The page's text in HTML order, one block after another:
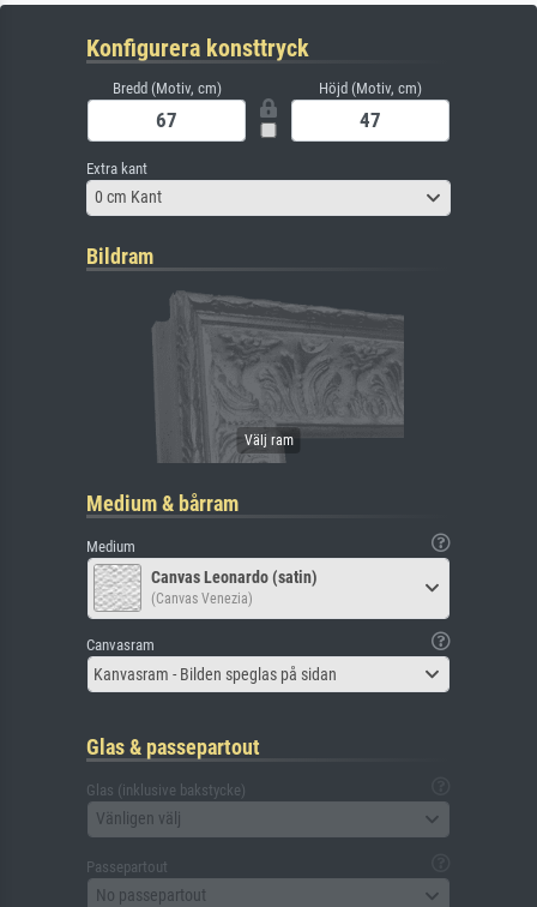
Konfigurera konsttryck
Bredd (Motiv, cm) Höjd (Motiv, cm)
Extra kant
0 cm Kant
Bildram
Medium & bårram
Medium
Canvas Leonardo (satin)
(Canvas Venezia)
Canvasram
Kanvasram - Bilden speglas på sidan
Glas & passepartout
Glas (inklusive bakstycke)
Vänligen välj
Passepartout
No passepartout